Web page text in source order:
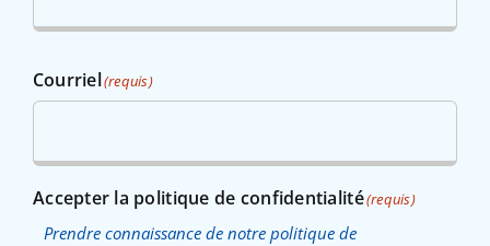
Courriel(requis)
Accepter la politique de confidentialité(requis)
Prendre connaissance de notre politique de